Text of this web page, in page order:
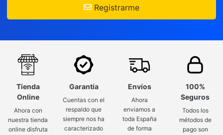
Registrarme
Tienda
Online
Ahora con
nuestra tienda
online disfruta
Garantía
Cuentas con el
respaldo que
siempre nos ha
caracterizado
Envíos
Ahora
enviamos a
toda España
de forma
100%
Seguros
Todos los
métodos de
pago son